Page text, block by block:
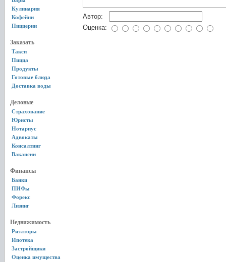
Кулинария
Кофейни
Пиццерии
Заказать
Такси
Пицца
Продукты
Готовые блюда
Доставка воды
Деловые
Страхование
Юристы
Нотариус
Адвокаты
Консалтинг
Вакансии
Финансы
Банки
ПИФы
Форекс
Лизинг
Недвижимость
Риэлторы
Ипотека
Застройщики
Оценка имущества
Автор:
Оценка: